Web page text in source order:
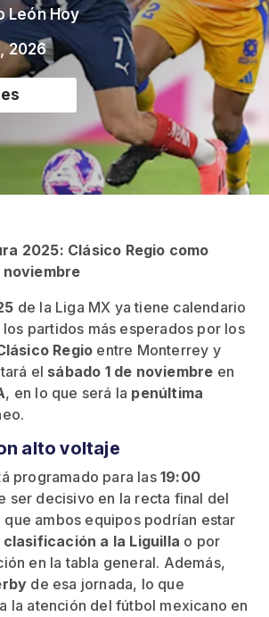
León Hoy
2026
2025: Clásico Regio como
de la Liga MX ya tiene calendario
partidos más esperados por los
Regio entre Monterrey y
el sábado 1 de noviembre en
, en lo que será la penúltima
alto voltaje
programado para las19:00
ser decisivo en la recta final del
ambos equipos podrían estar
clasificación a la Liguilla o por
en la tabla general. Además,
de esa jornada, lo que
la atención del fútbol mexicano en